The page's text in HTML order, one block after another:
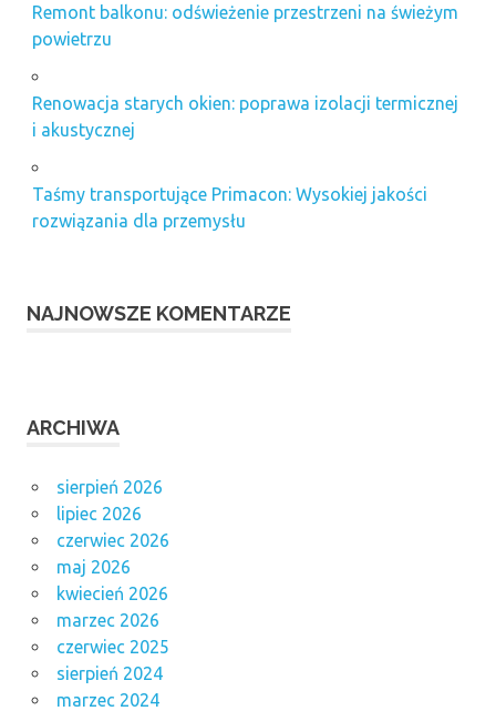
Remont balkonu: odświeżenie przestrzeni na świeżym
powietrzu
Renowacja starych okien: poprawa izolacji termicznej
i akustycznej
Taśmy transportujące Primacon: Wysokiej jakości
rozwiązania dla przemysłu
NAJNOWSZE KOMENTARZE
ARCHIWA
sierpień 2026
lipiec 2026
czerwiec 2026
maj 2026
kwiecień 2026
marzec 2026
czerwiec 2025
sierpień 2024
marzec 2024